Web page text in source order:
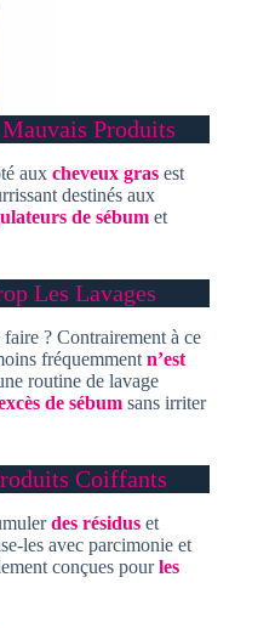
Produits
aux cheveux gras est
destinés aux
de sébum et
Les Lavages
faire ? Contrairement à ce
fréquemment n’est
routine de lavage
de sébum sans irriter
Coiffants
des résidus et
les avec parcimonie et
conçues pourles